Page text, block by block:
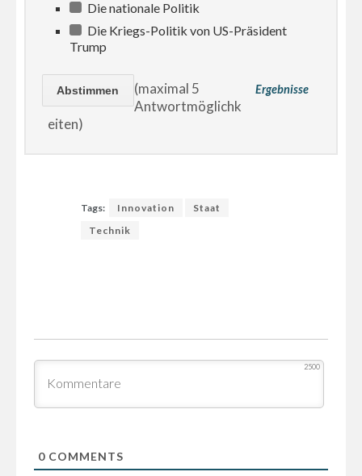
Die nationale Politik
Die Kriegs-Politik von US-Präsident
Trump
Ergebnisse
(maximal 5
Antwortmöglichk
eiten)
Tags: Innovation
Staat
Technik
2500
0COMMENTS